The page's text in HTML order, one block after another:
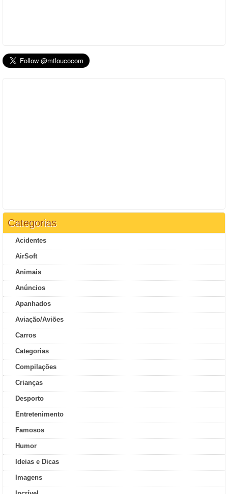
Categorias
Acidentes
AirSoft
Animais
Anúncios
Apanhados
Aviação/Aviões
Carros
Categorias
Compilações
Crianças
Desporto
Entretenimento
Famosos
Humor
Ideias e Dicas
Imagens